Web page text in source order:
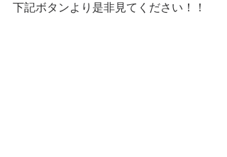
下記ボタンより是非見てください！！